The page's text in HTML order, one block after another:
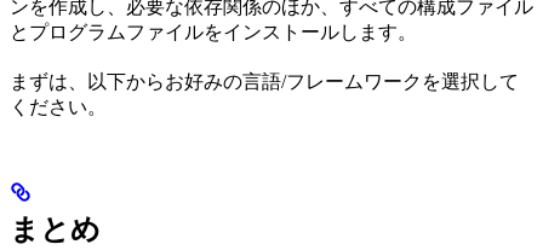
ンを作成し、必要な依存関係のほか、すべての構成ファイル
とプログラムファイルをインストールします。
まずは、以下からお好みの言語/フレームワークを選択して
ください。
まとめ